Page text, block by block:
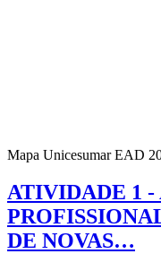
Mapa Unicesumar EAD
ATIVIDADE 1 -
DE NOVAS…